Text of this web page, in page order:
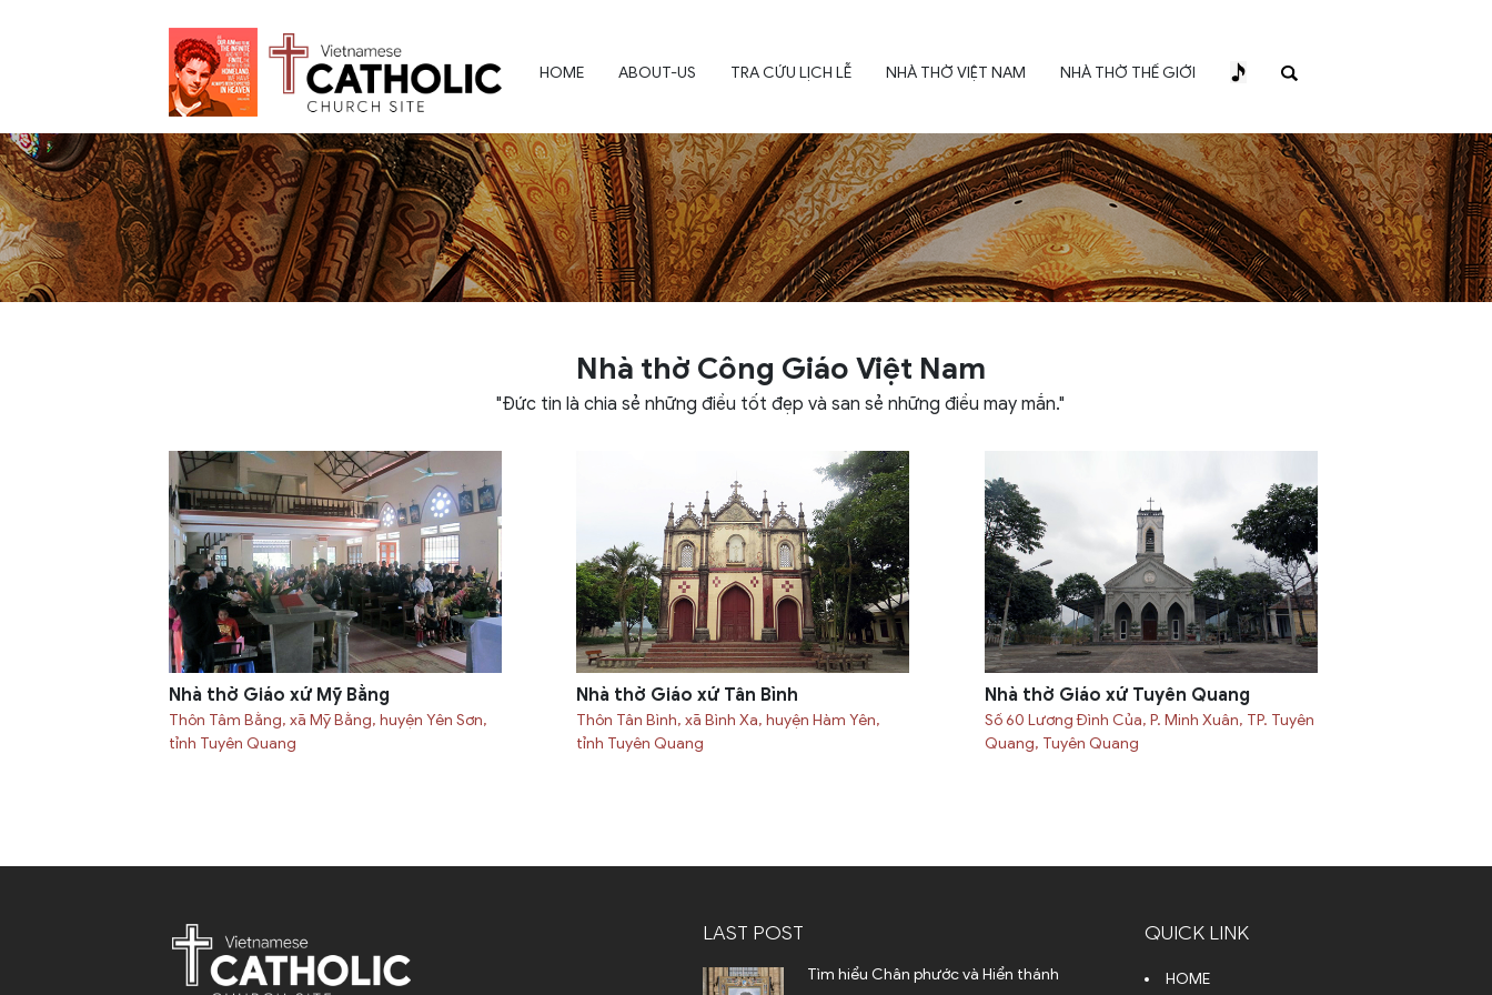
HOME ABOUT-US TRA CỨU LỊCH LỄ NHÀ THỜ VIỆT NAM NHÀ THỜ THẾ GIỚI
Nhà thờ Công Giáo Việt Nam
"Đức tin là chia sẻ những điều tốt đẹp và san sẻ những điều may mắn."
Nhà thờ Giáo xứ Mỹ Bằng
Thôn Tâm Bằng, xã Mỹ Bằng, huyện Yên Sơn,
tỉnh Tuyên Quang
Nhà thờ Giáo xứ Tân Bình
Thôn Tân Bình, xã Bình Xa, huyện Hàm Yên,
tỉnh Tuyên Quang
Nhà thờ Giáo xứ Tuyên Quang
Số 60 Lương Đình Của, P. Minh Xuân, TP. Tuyên
Quang, Tuyên Quang
LAST POST
Tìm hiểu Chân phước và Hiển thánh
QUICK LINK
HOME